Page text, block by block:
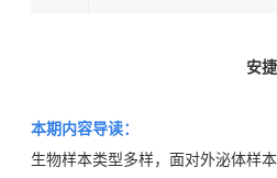
安
本期内容导读：
生物样本类型多样，面对外泌体样